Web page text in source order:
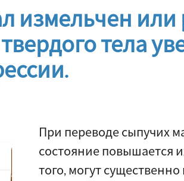
измельчен
тела
При переводе сыпучих
состояние повышается
того, могут